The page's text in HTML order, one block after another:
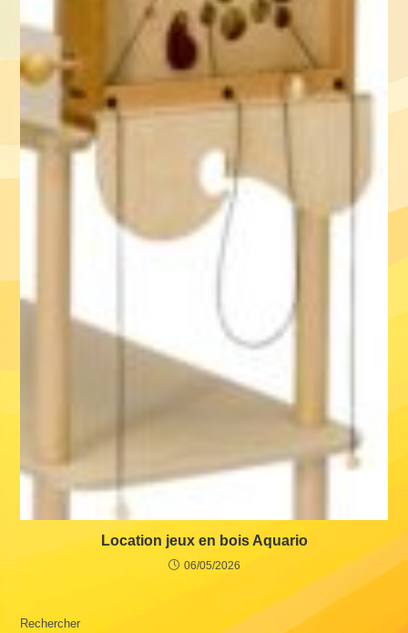
Location jeux en bois Aquario
06/05/2026
Rechercher